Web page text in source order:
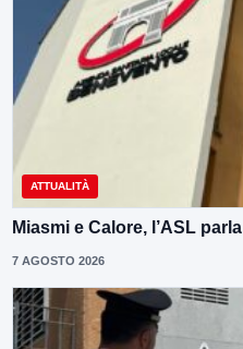
ATTUALITÀ
Miasmi e Calore, l’ASL
7 AGOSTO 2026